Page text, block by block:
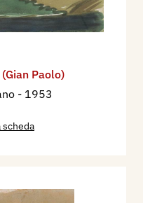
Paolo)
- 1953
scheda